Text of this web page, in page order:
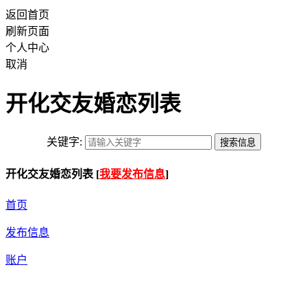
返回首页
刷新页面
个人中心
取消
开化交友婚恋列表
关键字:
开化交友婚恋列表 [我要发布信息]
首页
发布信息
账户